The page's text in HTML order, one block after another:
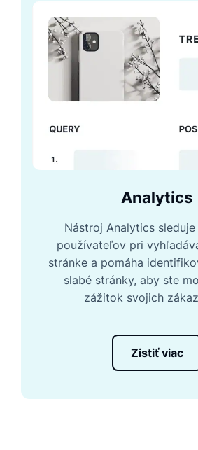
Analytics
Nástroj Analytics
používateľov pri
stránke a pomáha
slabé stránky, aby ste
zážitok svojich
Zistiť viac